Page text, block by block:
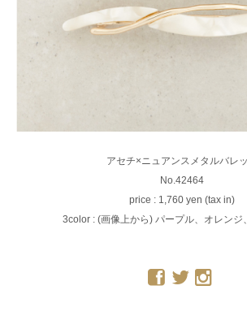
アセチ×ニュアンスメタルバレ
No.42464
price : 1,760 yen (tax in)
3color : (画像上から) パープル、オレンジ